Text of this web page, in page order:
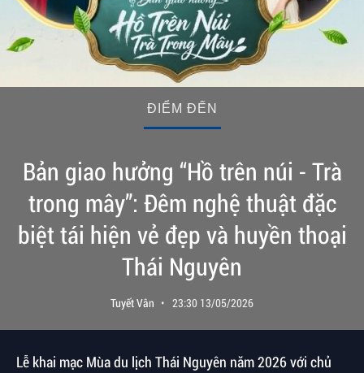
ĐIỂM ĐẾN
Bản giao hưởng “Hồ trên núi - Trà
trong mây”: Đêm nghệ thuật đặc
biệt tái hiện vẻ đẹp và huyền thoại
Thái Nguyên
Tuyết Vân 23:30 13/05/2026
Lễ khai mạc Mùa du lịch Thái Nguyên năm 2026 với chủ